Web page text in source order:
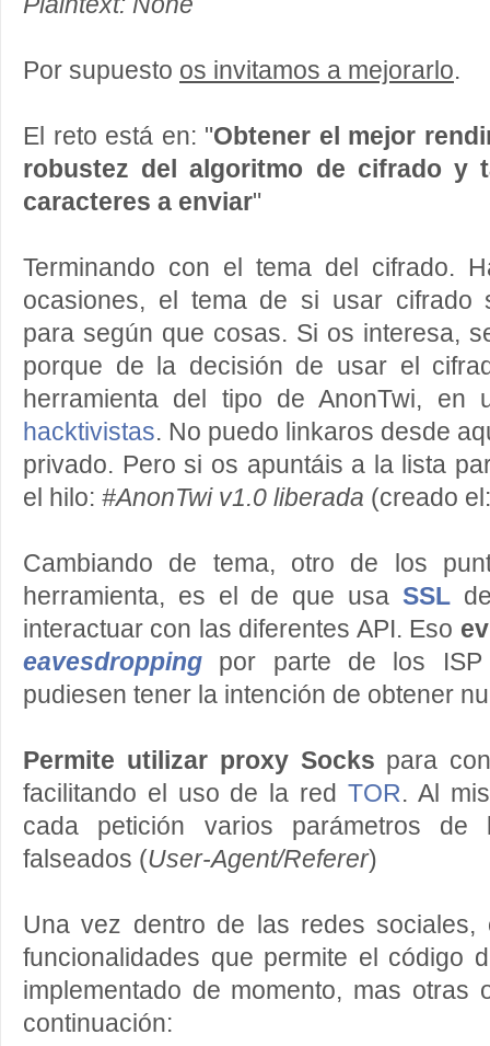
Por supuesto os invitamos a mejorarlo.
El reto está en: "Obtener el mejor
robustez del algoritmo de cifrado y
caracteres a enviar"
Terminando con el tema del cifrado.
ocasiones, el tema de si usar cifrado
para según que cosas. Si os interesa,
porque de la decisión de usar el
herramienta del tipo de AnonTwi,
hacktivistas. No puedo linkaros desde
privado. Pero si os apuntáis a la lista
el hilo: #AnonTwi v1.0 liberada (creado
Cambiando de tema, otro de los
herramienta, es el de que usa SSLde
interactuar con las diferentes API. Eso
eavesdropping por parte de los
pudiesen tener la intención de obtener
Permite utilizar proxy Socks para
facilitando el uso de la red TOR. Al
cada petición varios parámetros de
falseados (User-Agent/Referer)
Una vez dentro de las redes sociales,
funcionalidades que permite el código
implementado de momento, mas otras
continuación: